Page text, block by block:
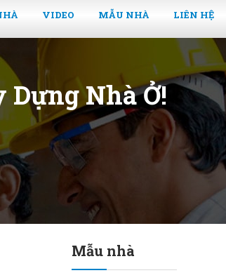
VIDEO MẪU NHÀ LIÊN HỆ
Nhà Ở!
Mẫu nhà